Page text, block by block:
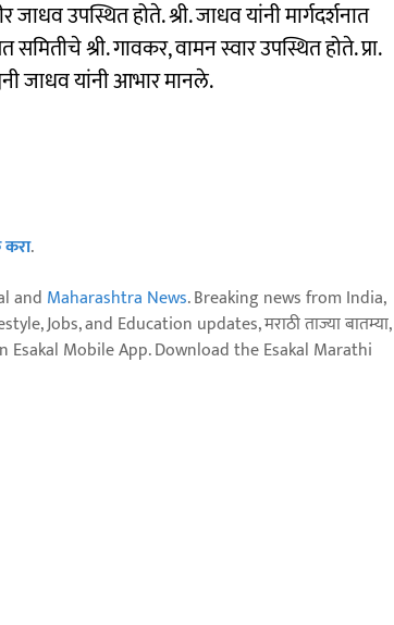
उपस्थित होते. ​श्री. जाधव यांनी मार्गदर्शनात
समितीचे श्री. गावकर, वामन स्वार उपस्थित होते.​ प्रा.
जाधव यांनी आभार मानले.
.
and Maharashtra News. Breaking news from India,
Jobs, and Education updates, मराठी ताज्या बातम्या,
on Esakal Mobile App. Download the Esakal Marathi